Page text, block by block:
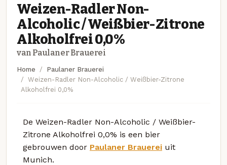
Weizen-Radler Non-
Alcoholic / Weißbier-Zitrone
Alkoholfrei 0,0%
van Paulaner Brauerei
Home
Paulaner Brauerei
Weizen-Radler Non-Alcoholic / Weißbier-Zitrone
Alkoholfrei 0,0%
De Weizen-Radler Non-Alcoholic / Weißbier-
Zitrone Alkoholfrei 0,0% is een bier
gebrouwen door Paulaner Brauerei uit
Munich.